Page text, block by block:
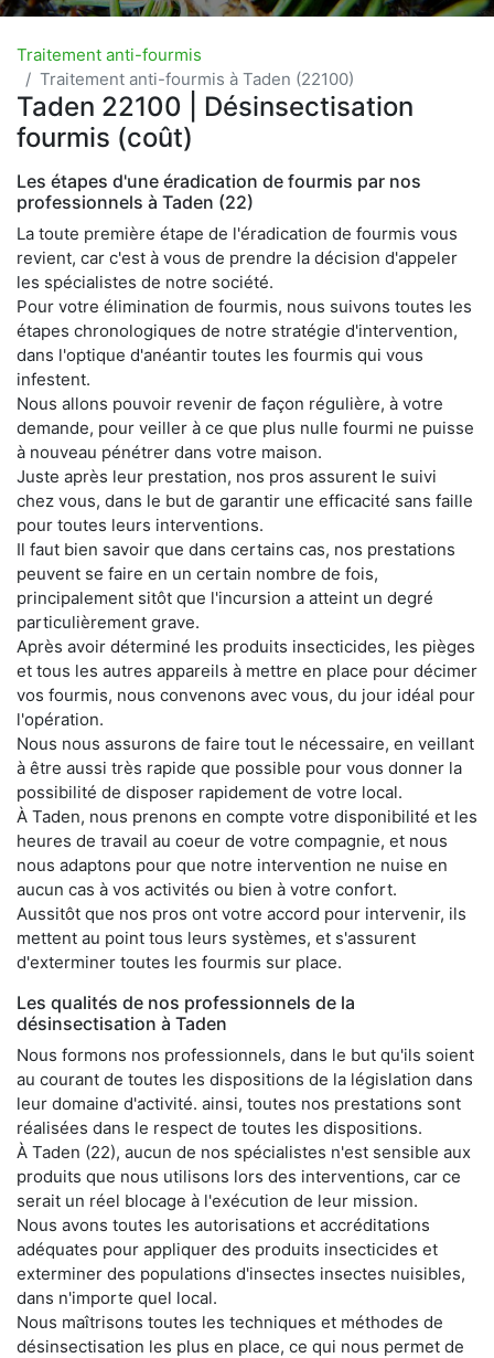
Traitement anti-fourmis
Traitement anti-fourmis à Taden (22100)
Taden 22100 | Désinsectisation
fourmis (coût)
Les étapes d'une éradication de fourmis par nos
professionnels à Taden (22)
La toute première étape de l'éradication de fourmis vous
revient, car c'est à vous de prendre la décision d'appeler
les spécialistes de notre société.
Pour votre élimination de fourmis, nous suivons toutes les
étapes chronologiques de notre stratégie d'intervention,
dans l'optique d'anéantir toutes les fourmis qui vous
infestent.
Nous allons pouvoir revenir de façon régulière, à votre
demande, pour veiller à ce que plus nulle fourmi ne puisse
à nouveau pénétrer dans votre maison.
Juste après leur prestation, nos pros assurent le suivi
chez vous, dans le but de garantir une efficacité sans faille
pour toutes leurs interventions.
Il faut bien savoir que dans certains cas, nos prestations
peuvent se faire en un certain nombre de fois,
principalement sitôt que l'incursion a atteint un degré
particulièrement grave.
Après avoir déterminé les produits insecticides, les pièges
et tous les autres appareils à mettre en place pour décimer
vos fourmis, nous convenons avec vous, du jour idéal pour
l'opération.
Nous nous assurons de faire tout le nécessaire, en veillant
à être aussi très rapide que possible pour vous donner la
possibilité de disposer rapidement de votre local.
À Taden, nous prenons en compte votre disponibilité et les
heures de travail au coeur de votre compagnie, et nous
nous adaptons pour que notre intervention ne nuise en
aucun cas à vos activités ou bien à votre confort.
Aussitôt que nos pros ont votre accord pour intervenir, ils
mettent au point tous leurs systèmes, et s'assurent
d'exterminer toutes les fourmis sur place.
Les qualités de nos professionnels de la
désinsectisation à Taden
Nous formons nos professionnels, dans le but qu'ils soient
au courant de toutes les dispositions de la législation dans
leur domaine d'activité. ainsi, toutes nos prestations sont
réalisées dans le respect de toutes les dispositions.
À Taden (22), aucun de nos spécialistes n'est sensible aux
produits que nous utilisons lors des interventions, car ce
serait un réel blocage à l'exécution de leur mission.
Nous avons toutes les autorisations et accréditations
adéquates pour appliquer des produits insecticides et
exterminer des populations d'insectes insectes nuisibles,
dans n'importe quel local.
Nous maîtrisons toutes les techniques et méthodes de
désinsectisation les plus en place, ce qui nous permet de